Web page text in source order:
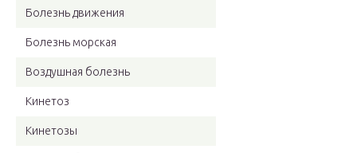
Болезнь движения
Болезнь морская
Воздушная болезнь
Кинетоз
Кинетозы